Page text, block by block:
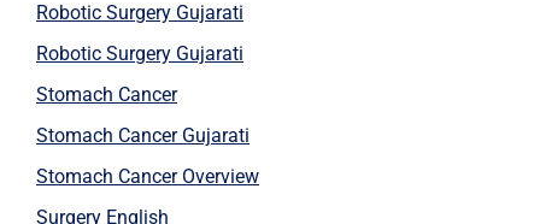
Robotic Surgery Gujarati
Robotic Surgery Gujarati
Stomach Cancer
Stomach Cancer Gujarati
Stomach Cancer Overview
Surgery English